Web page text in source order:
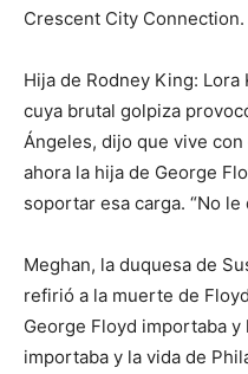
Crescent City Connection.
Hija de Rodney King:
cuya brutal golpiza
Ángeles, dijo que vive
ahora la hija de George
soportar esa carga. “No
Meghan, la duquesa de
refirió a la muerte de
George Floyd importaba
importaba y la vida de